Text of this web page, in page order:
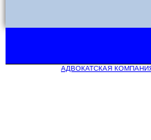
АДВОКАТСКАЯ КОМПАНИЯ